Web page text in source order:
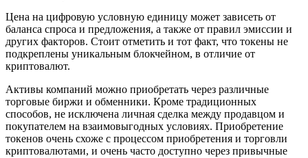
Цена на цифровую условную единицу может зависеть от
баланса спроса и предложения, а также от правил эмиссии и
других факторов. Стоит отметить и тот факт, что токены не
подкреплены уникальным блокчейном, в отличие от
криптовалют.
Активы компаний можно приобретать через различные
торговые биржи и обменники. Кроме традиционных
способов, не исключена личная сделка между продавцом и
покупателем на взаимовыгодных условиях. Приобретение
токенов очень схоже с процессом приобретения и торговли
криптовалютами, и очень часто доступно через привычные